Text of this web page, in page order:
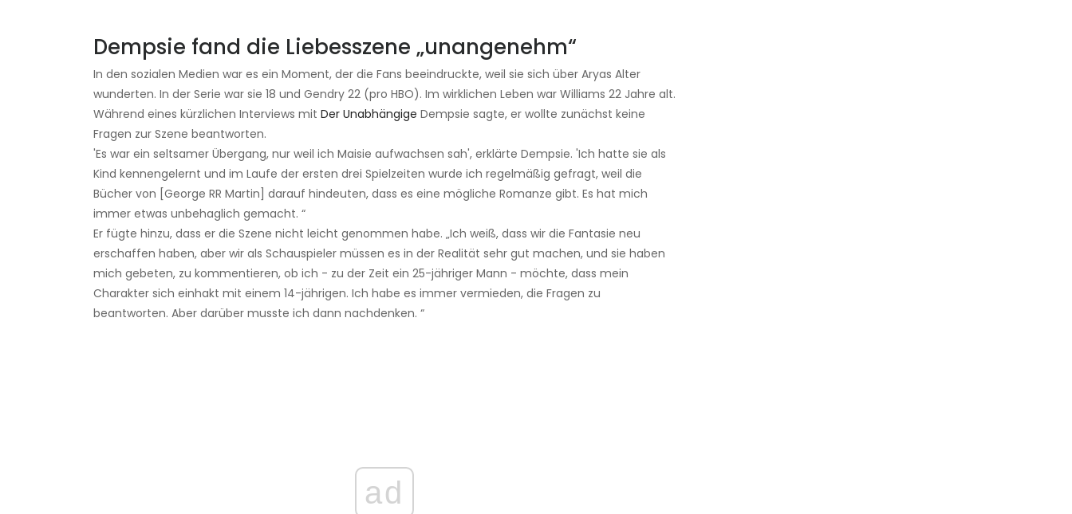
Dempsie fand die Liebesszene „unangenehm“
In den sozialen Medien war es ein Moment, der die Fans beeindruckte, weil sie sich über Aryas Alter
wunderten. In der Serie war sie 18 und Gendry 22 (pro HBO). Im wirklichen Leben war Williams 22 Jahre alt.
Während eines kürzlichen Interviews mit Der Unabhängige Dempsie sagte, er wollte zunächst keine
Fragen zur Szene beantworten.
'Es war ein seltsamer Übergang, nur weil ich Maisie aufwachsen sah', erklärte Dempsie. 'Ich hatte sie als
Kind kennengelernt und im Laufe der ersten drei Spielzeiten wurde ich regelmäßig gefragt, weil die
Bücher von [George RR Martin] darauf hindeuten, dass es eine mögliche Romanze gibt. Es hat mich
immer etwas unbehaglich gemacht. “
Er fügte hinzu, dass er die Szene nicht leicht genommen habe. „Ich weiß, dass wir die Fantasie neu
erschaffen haben, aber wir als Schauspieler müssen es in der Realität sehr gut machen, und sie haben
mich gebeten, zu kommentieren, ob ich - zu der Zeit ein 25-jähriger Mann - möchte, dass mein
Charakter sich einhakt mit einem 14-jährigen. Ich habe es immer vermieden, die Fragen zu
beantworten. Aber darüber musste ich dann nachdenken. “
ad